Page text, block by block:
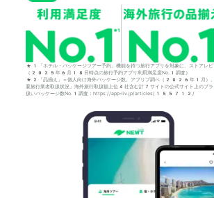
*1「ホテル・パッケージツアー予約」機能を持つ旅行アプリを対象に、ストアレビ
（2025年6月18日時点の旅行予約アプリ利用満足度No.1調査）
*2「品揃え」＝個人向け海外パッケージ数。アプリブ調べ（2026年1月
要旅行業者取扱状況」海外旅行取扱額上位4社含む計7サイトの公式サイト上のプラ
扱いパッケージ数No.1調査：https://app-liv.jp/articles/155712/